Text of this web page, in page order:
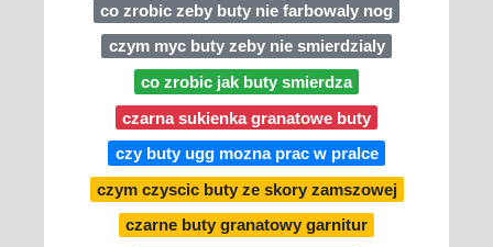
co zrobic zeby buty nie farbowaly nog
czym myc buty zeby nie smierdzialy
co zrobic jak buty smierdza
czarna sukienka granatowe buty
czy buty ugg mozna prac w pralce
czym czyscic buty ze skory zamszowej
czarne buty granatowy garnitur